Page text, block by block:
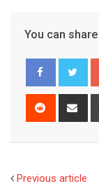
You can
Reddit
Previous article